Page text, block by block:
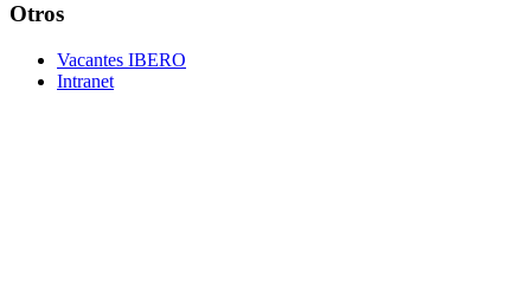
Otros
Vacantes IBERO
Intranet